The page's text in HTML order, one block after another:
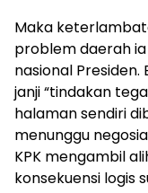
Maka
problem daerah
nasional
janji “tindakan
halaman sendiri
menunggu
KPK mengambil
konsekuensi logis